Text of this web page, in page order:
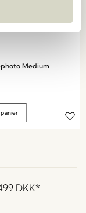
Medium
DKK*